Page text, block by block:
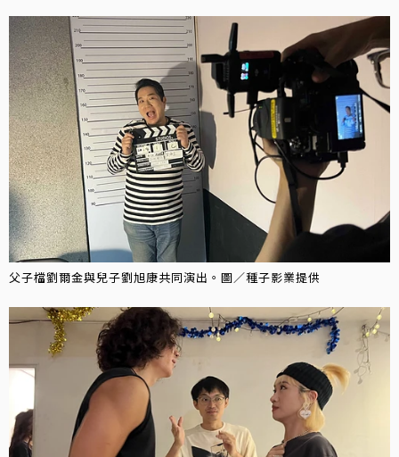
父子檔劉爾金與兒子劉旭康共同演出。圖／種子影業提供